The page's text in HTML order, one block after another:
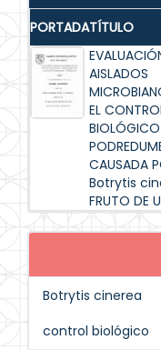
PORTADATÍTULO
AISLADOS
EL
CAUSADA
Botrytis
FRUTO DE
Botrytis cinerea
control biológico